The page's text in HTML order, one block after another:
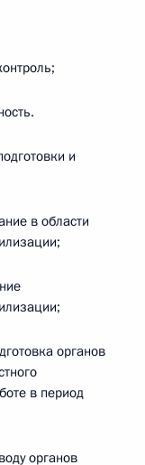
и
в области
органов
в период
органов